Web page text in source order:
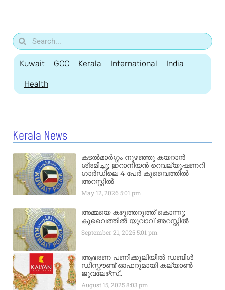
Kuwait GCC Kerala International India
Health
Kerala News
കടൽമാർഗ്ഗം നുഴഞ്ഞു കയറാൻ
ശ്രമിച്ചു; ഇറാനിയൻ റെവല്യൂഷണറി
ഗാർഡിലെ 4 പേർ കുവൈത്തിൽ
അറസ്റ്റിൽ
May 12, 20265:01 pm
അമ്മയെ കഴുത്തറുത്ത് കൊന്നു;
കുവൈത്തിൽ യുവാവ് അറസ്റ്റിൽ
September 21, 20255:01 pm
ആഭരണ പണിക്കൂലിയിൽ ഡബിൾ
ഡിസ്കൗണ്ട് ഓഫറുമായി കല്യാൺ
ജൂവലേഴ്‌സ്..
August 15, 20258:03 pm